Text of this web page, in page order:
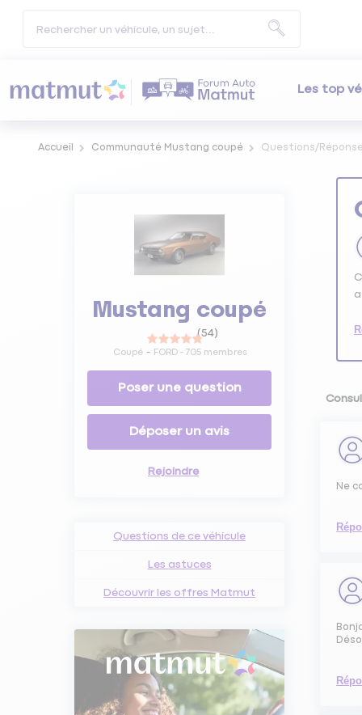
Les top
Accueil Communauté Mustang coupé Questions/
Mustang coupé
(54)
Coupé FORD - 705 membres
Poser une question
Déposer un avis
Rejoindre
Questions de ce véhicule
Les astuces
Découvrir les offres Matmut
Ne